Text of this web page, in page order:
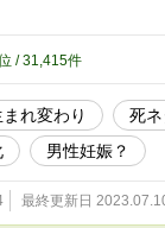
ち、狼の群れは絶滅し
役です。山の意識が
王子ちゃんシリーズ
)。一応、前世でラノ
甘々の予定。 ☆R18に
あるかと…寛大な心で
犬自体が生息してるの
/ 31,415件
れ変わり
死ネ
男性妊娠？
最終更新日